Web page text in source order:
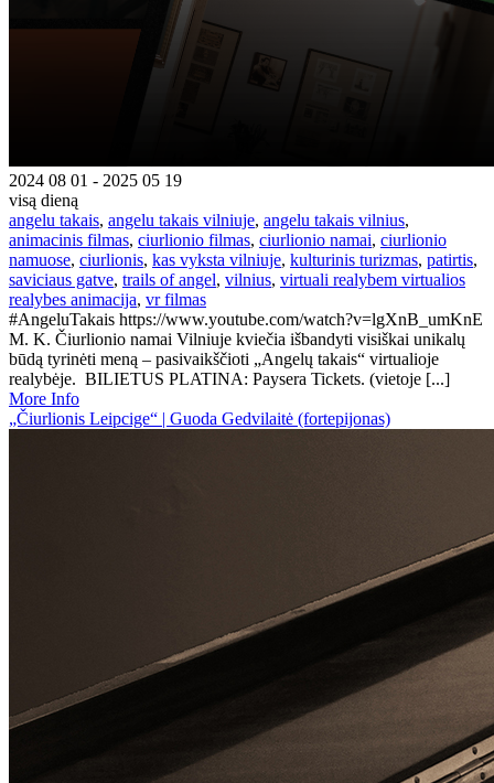
2024 08 01 - 2025 05 19
visą dieną
angelu takais, angelu takais vilniuje, angelu takais vilnius,
animacinis filmas, ciurlionio filmas, ciurlionio namai, ciurlionio
namuose, ciurlionis, kas vyksta vilniuje, kulturinis turizmas, patirtis,
saviciaus gatve, trails of angel, vilnius, virtuali realybem virtualios
realybes animacija, vr filmas
#AngeluTakais https://www.youtube.com/watch?v=lgXnB_umKnE
M. K. Čiurlionio namai Vilniuje kviečia išbandyti visiškai unikalų
būdą tyrinėti meną – pasivaikščioti „Angelų takais“ virtualioje
realybėje. BILIETUS PLATINA: Paysera Tickets. (vietoje [...]
More Info
„Čiurlionis Leipcige“ | Guoda Gedvilaitė (fortepijonas)